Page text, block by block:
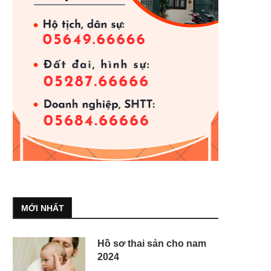
MỚI NHẤT
Hồ sơ thai sản cho nam
2024